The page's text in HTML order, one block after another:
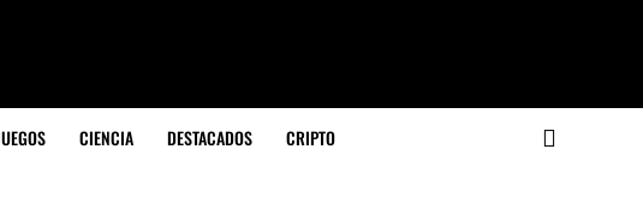
CIENCIA DESTACADOS CRIPTO